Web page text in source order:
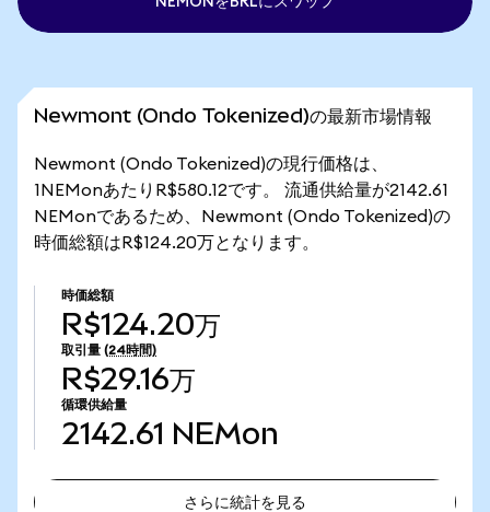
Newmont (Ondo Tokenized)の最新市場情報
Newmont (Ondo Tokenized)の現行価格は、
1NEMonあたりR$580.12です。 流通供給量が2142.61
NEMonであるため、Newmont (Ondo Tokenized)の
時価総額はR$124.20万となります。
時価総額
R$124.20万
取引量 (24時間)
R$29.16万
循環供給量
2142.61 NEMon
さらに統計を見る